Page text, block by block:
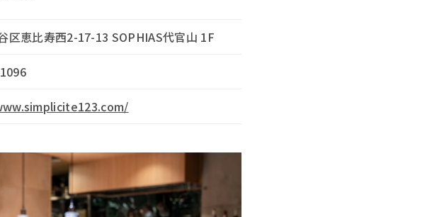
区恵比寿西2-17-13 SOPHIAS代官山 1F